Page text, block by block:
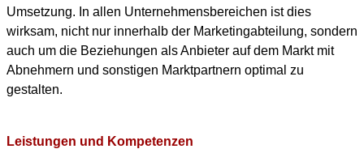
Umsetzung. In allen Unternehmensbereichen ist dies
wirksam, nicht nur innerhalb der Marketingabteilung, sondern
auch um die Beziehungen als Anbieter auf dem Markt mit
Abnehmern und sonstigen Marktpartnern optimal zu
gestalten.
Leistungen und Kompetenzen